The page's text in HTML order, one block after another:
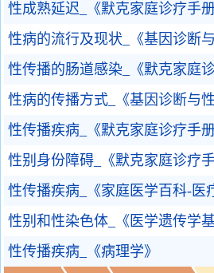
性成熟延迟_《默克家庭诊疗手册
性病的流行及现状_《基因诊断
性传播的肠道感染_《默克家庭诊
性病的传播方式_《基因诊断与
性传播疾病_《默克家庭诊疗手册
性别身份障碍_《默克家庭诊疗手
性传播疾病_《家庭医学百科-医
性别和性染色体_《医学遗传学基
性传播疾病_《病理学》